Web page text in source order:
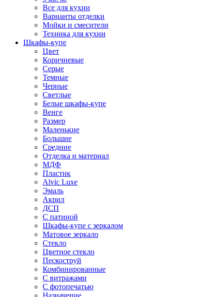
Все для кухни
Варианты отделки
Мойки и смесители
Техника для кухни
Шкафы-купе
Цвет
Коричневые
Серые
Темные
Черные
Светлые
Белые шкафы-купе
Венге
Размер
Маленькие
Большие
Средние
Отделка и материал
МДФ
Пластик
Alvic Luxe
Эмаль
Акрил
ДСП
С патиной
Шкафы-купе с зеркалом
Матовое зеркало
Стекло
Цветное стекло
Пескоструй
Комбинированные
С витражами
С фотопечатью
Назначение